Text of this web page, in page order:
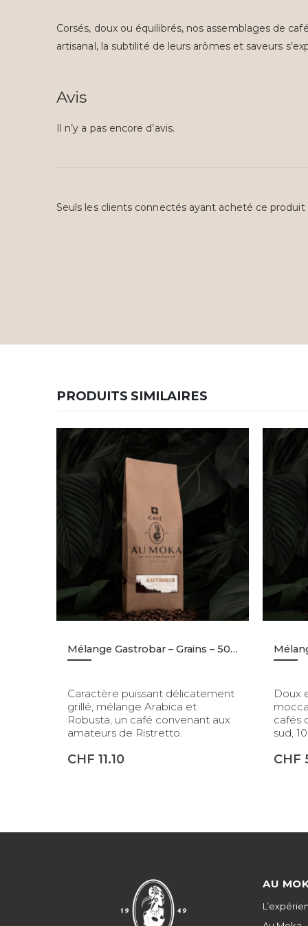
Corsés, doux ou équilibrés, nos assemblages de
artisanal, la subtilité de leurs arômes et saveurs
Avis
Il n’y a pas encore d’avis.
Seuls les clients connectés ayant acheté ce produit
PRODUITS SIMILAIRES
Mélange Gastrobar – Grains – 500gr
Caractère puissant délicatement
grillé, mélange Arabica et
Robusta, un café convenant aux
amateurs de Ristretto.
CHF 11.10
Doux
cafés
sud,
CHF
AU